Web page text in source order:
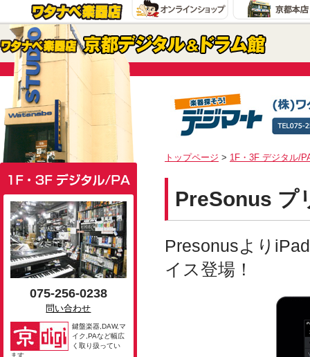
075-256-0238
問い合わせ
鍵盤楽器,DAW,マ
イク,PAなど幅広
く取り扱ってい
ます
トップページ > 1F・3F デジタル/
PreSonus プ
Presonusより
イス登場！